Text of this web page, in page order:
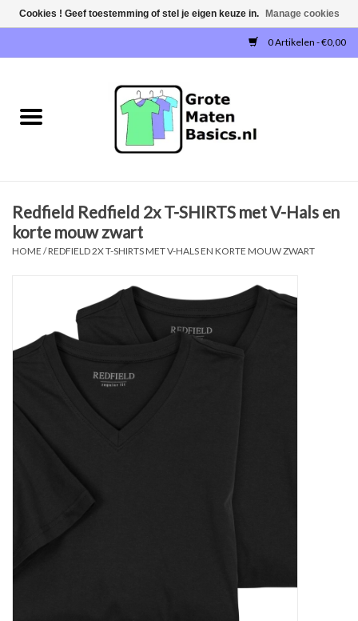
0 Artikelen - €0,00
NIEUW!
SWEATERS / SWEATVESTEN
POLOSHIRTS
JOGGINGBROEKEN
SINGLETS
OVERHEMDEN
ONDERGOED
BROEKEN / SHORTS
Redfield Redfield 2x T-SHIRTS met V-Hals en
korte mouw zwart
HOME /REDFIELD 2X T-SHIRTS MET V-HALS EN KORTE MOUW ZWART
Cookies ! Geef toestemming of stel je eigen keuze in. Manage cookies